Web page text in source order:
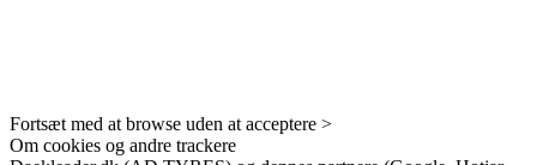
Fortsæt med at browse uden at acceptere >
Om cookies og andre trackere